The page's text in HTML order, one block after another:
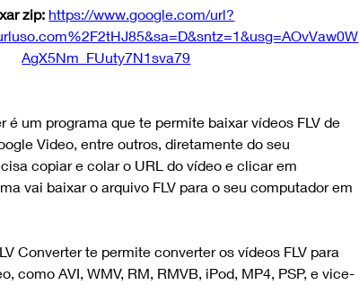
zip: https://www.google.com/url?
AgX5Nm_FUuty7N1sva79
é um programa que te permite baixar vídeos FLV de
Video, entre outros, diretamente do seu
copiar e colar o URL do vídeo e clicar em
vai baixar o arquivo FLV para o seu computador em
Converter te permite converter os vídeos FLV para
como AVI, WMV, RM, RMVB, iPod, MP4, PSP, e vice-